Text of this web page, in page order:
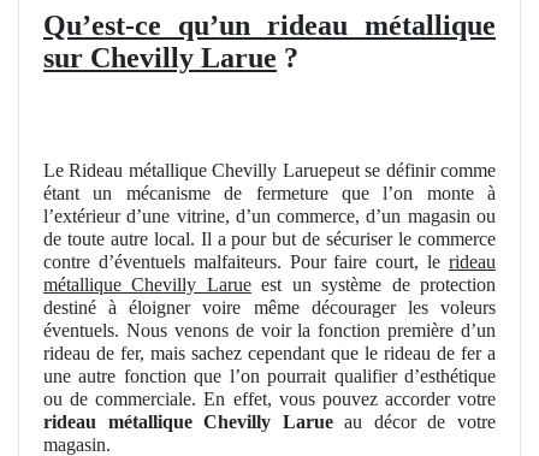
Qu’est-ce qu’un rideau métallique
sur Chevilly Larue ?
Le Rideau métallique Chevilly Laruepeut se définir comme
étant un mécanisme de fermeture que l’on monte à
l’extérieur d’une vitrine, d’un commerce, d’un magasin ou
de toute autre local. Il a pour but de sécuriser le commerce
contre d’éventuels malfaiteurs. Pour faire court, le rideau
métallique Chevilly Larueest un système de protection
destiné à éloigner voire même décourager les voleurs
éventuels. Nous venons de voir la fonction première d’un
rideau de fer, mais sachez cependant que le rideau de fer a
une autre fonction que l’on pourrait qualifier d’esthétique
ou de commerciale. En effet, vous pouvez accorder votre
rideau métallique Chevilly Larueau décor de votre
magasin.